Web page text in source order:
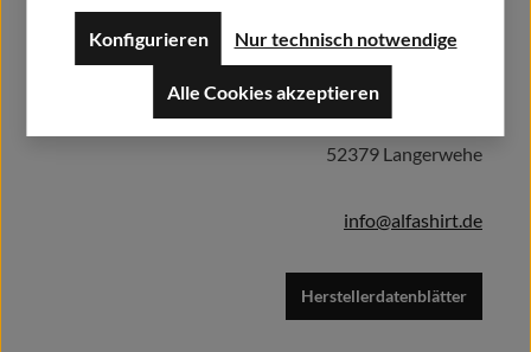
DetailsHerstellerinformationen:
Alfa GmbH / Alfashirt
Weisweilerstr.20-22
52379 Langerwehe
info@alfashirt.de
Herstellerdatenblätter
Nur technisch notwendige
Konfigurieren
Alle Cookies akzeptieren